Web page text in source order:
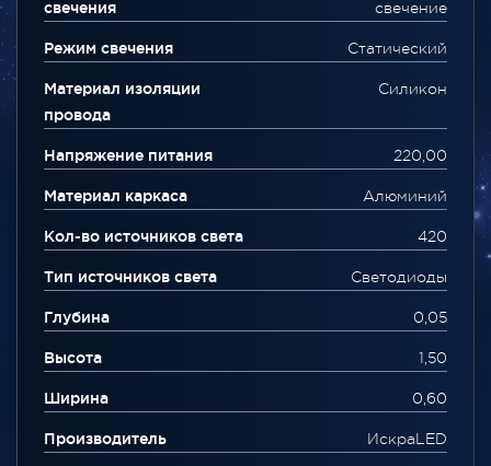
свечения
свечение
Режим свечения Статический
Материал изоляции
провода
Силикон
Напряжение питания 220,00
Материал каркаса Алюминий
Кол-во источников света 420
Тип источников света Светодиоды
Глубина 0,05
Высота 1,50
Ширина 0,60
Производитель ИскраLED